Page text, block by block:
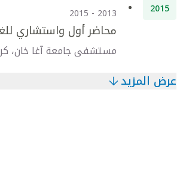
2015
2013 - 2015
محاضر أول واستشاري
مستشفى جامعة آغا خان،
عرض المزيد